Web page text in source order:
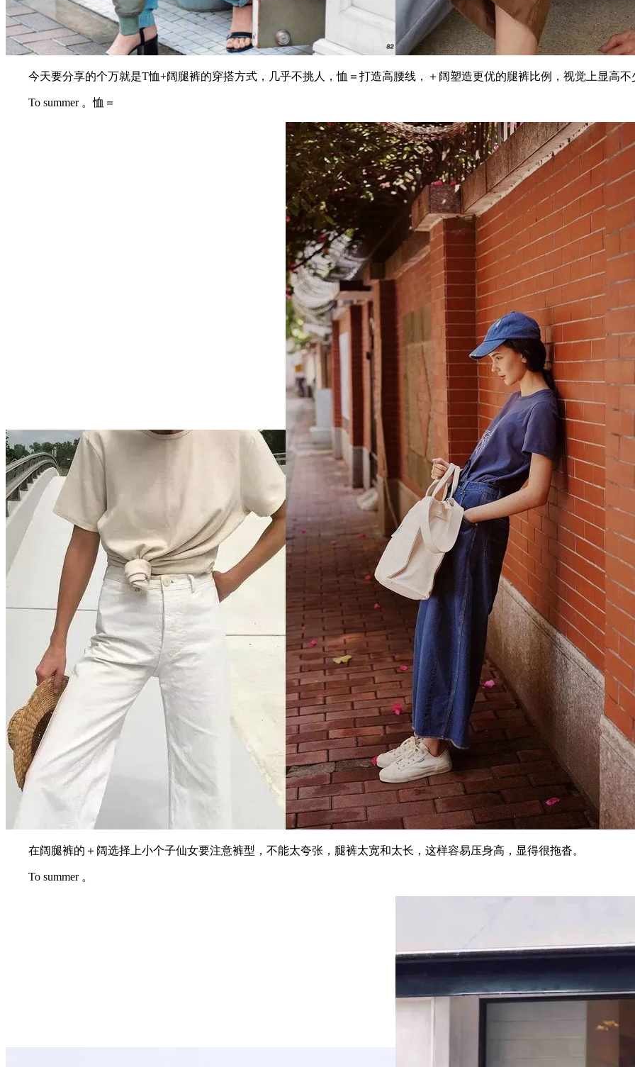
今天要分享的个万就是T恤+阔腿裤的穿搭方式，几乎不挑人，恤＝打造高腰线，＋阔塑造更优的腿裤比例，视觉上显高不
To summer 。恤＝
在阔腿裤的＋阔选择上小个子仙女要注意裤型，不能太夸张，腿裤太宽和太长，这样容易压身高，显得很拖沓。
To summer 。